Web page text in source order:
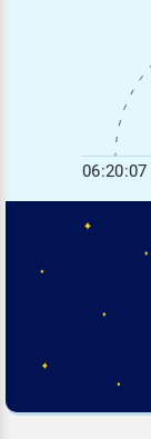
06:20:07